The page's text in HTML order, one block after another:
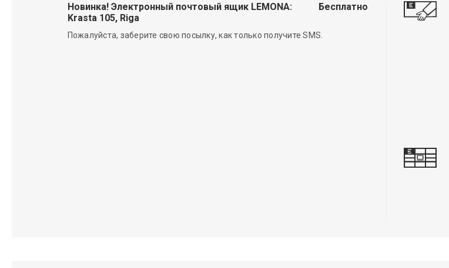
Новинка! Электронный почтовый ящик LEMONA:
Krasta 105, Riga
Бесплатно
Пожалуйста, заберите свою посылку, как только получите SMS.